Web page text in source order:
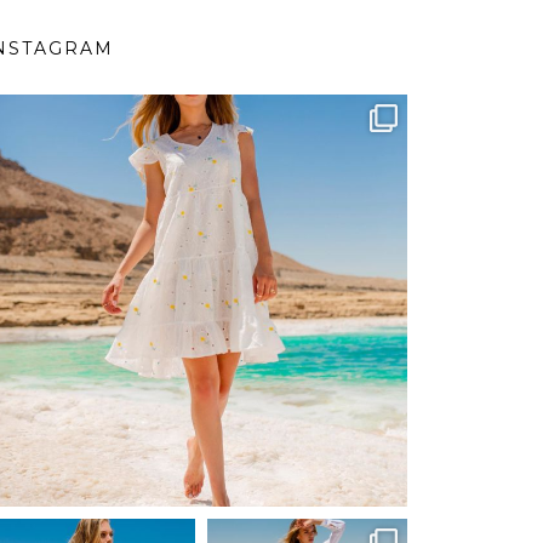
ebutikpl
Вер 1
ebutikpl ebutikpl